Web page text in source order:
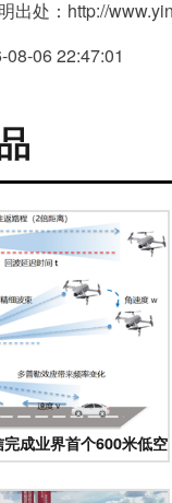
出处：http://
06 22:47:01
成业界首个600米低空